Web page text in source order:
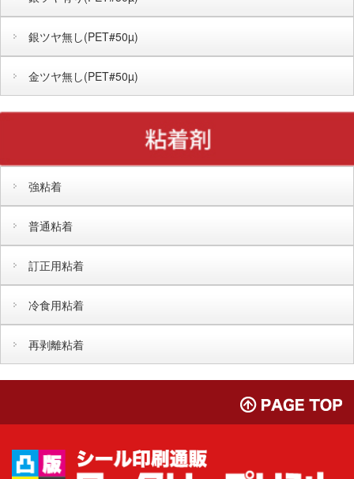
銀ツヤ無し(PET#50µ)
金ツヤ無し(PET#50µ)
強粘着
普通粘着
訂正用粘着
冷食用粘着
再剥離粘着